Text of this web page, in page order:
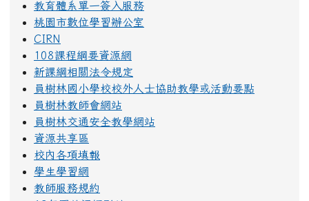
教育體系單一簽入服務
桃園市數位學習辦公室
CIRN
108課程綱要資源網
新課綱相關法令規定
員樹林國小學校校外人士協助教學或活動要點
員樹林教師會網站
員樹林交通安全教學網站
資源共享區
校內各項填報
學生學習網
教師服務規約